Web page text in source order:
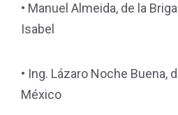
• Manuel Almeida, de la
Isabel
• Ing. Lázaro Noche Buena,
México